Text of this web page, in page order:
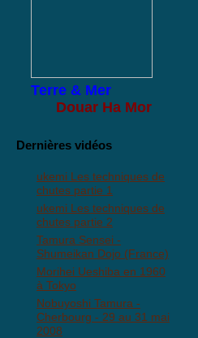
Terre & Mer
Douar Ha Mor
Dernières vidéos
ukemi Les techniques de
chutes partie 1
ukemi Les techniques de
chutes partie 2
Tamura Sensei -
Shumeikan Dojo (France)
Morihei Ueshiba en 1960
à Tokyo
Nobuyoshi Tamura -
Cherbourg - 29 au 31 mai
2008